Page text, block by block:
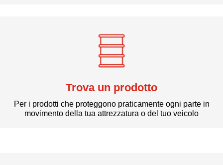
Trova un prodotto
Per i prodotti che proteggono praticamente ogni parte in
movimento della tua attrezzatura o del tuo veicolo